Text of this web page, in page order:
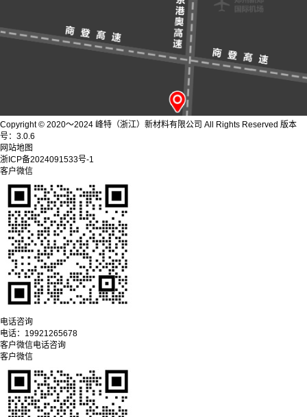
Copyright © 2020～2024 峰特（浙江）新材料有限公司 All Rights Reserved 版本
号：3.0.6
网站地图
浙ICP备2024091533号-1
客户微信
电话咨询
电话： 19921265678
客户微信电话咨询
客户微信